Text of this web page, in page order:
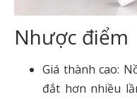
Nhược điểm
Giá thành cao:
đắt hơn nhiều